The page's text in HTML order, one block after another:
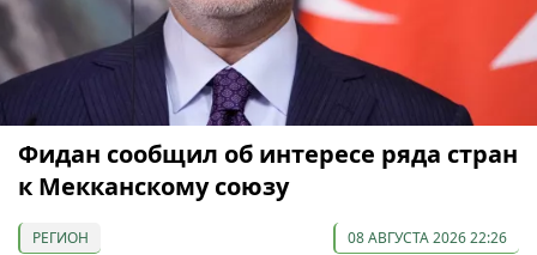
Фидан сообщил об интересе ряда стран
к Мекканскому союзу
РЕГИОН 08 АВГУСТА 2026 22:26